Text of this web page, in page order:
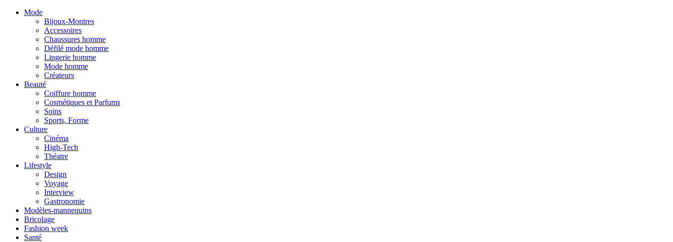
Mode
Bijoux-Montres
Accessoires
Chaussures homme
Défilé mode homme
Lingerie homme
Mode homme
Créateurs
Beauté
Coiffure homme
Cosmétiques et Parfums
Soins
Sports, Forme
Culture
Cinéma
High-Tech
Théatre
Lifestyle
Design
Voyage
Interview
Gastronomie
Modèles-mannequins
Bricolage
Fashion week
Santé